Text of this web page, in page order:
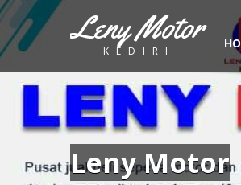
Leny Motor
KEDIRI
Leny Motor